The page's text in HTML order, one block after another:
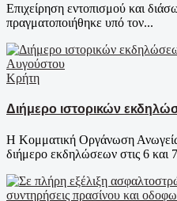
Επιχείρηση εντοπισμού και
πραγματοποιήθηκε υπό τον...
Κρήτη
Διήμερο ιστορικών
Η Κομματική Οργάνωση
διήμερο εκδηλώσεων στις 6 και